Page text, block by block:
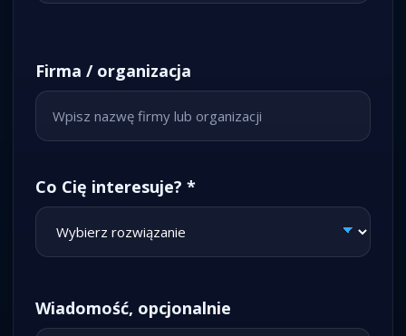
Firma / organizacja
Co Cię interesuje? *
Wiadomość, opcjonalnie